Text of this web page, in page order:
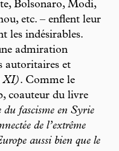
Bolsonaro, Modi,
etc. – enflent leur
les indésirables.
admiration
autoritaires et
XI). Comme le
coauteur du livre
fascisme en Syrie
de l’extrême
aussi bien que le